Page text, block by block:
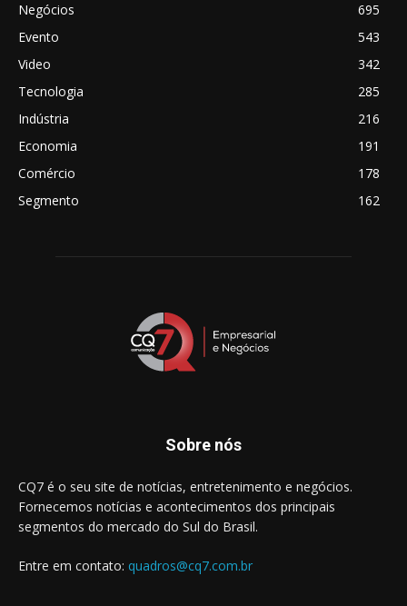
Negócios
695
Evento
543
Video
342
Tecnologia
285
Indústria
216
Economia
191
Comércio
178
Segmento
162
Sobre nós
CQ7 é o seu site de notícias, entretenimento e negócios.
Fornecemos notícias e acontecimentos dos principais
segmentos do mercado do Sul do Brasil.
Entre em contato: quadros@cq7.com.br